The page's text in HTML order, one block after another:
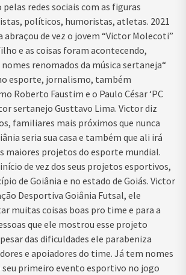
redes sociais com as figuras
políticos, humoristas, atletas. 2021
abraçou de vez o jovem “Victor Molecoti”
e as coisas foram acontecendo,
renomados da música sertaneja“
esporte, jornalismo, também
Roberto Faustim e o Paulo César ‘PC
sertanejo Gusttavo Lima. Victor diz
familiares mais próximos que nunca
seria sua casa e também que ali irá
maiores projetos do esporte mundial.
de vez dos seus projetos esportivos,
de Goiânia e no estado de Goiás. Victor
Desportiva Goiânia Futsal, ele
muitas coisas boas pro time e para a
que ele mostrou esse projeto
das dificuldades ele parabeniza
e apoiadores do time. Já tem nomes
seu primeiro evento esportivo no jogo